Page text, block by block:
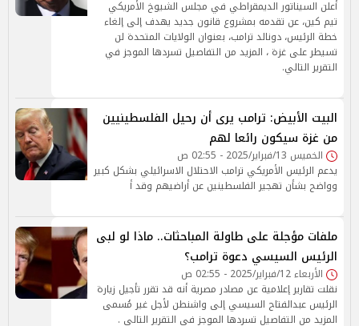
أعلن السيناتور الديمقراطي في مجلس الشيوخ الأمريكي
تيم كين، عن تقدمه بمشروع قانون جديد يهدف إلى إلغاء
خطة الرئيس، دونالد ترامب، بعنوان الولايات المتحدة لن
تسيطر على غزة ، المزيد من التفاصيل تسردها الموجز في
التقرير التالي.
البيت الأبيض: ترامب يرى أن رحيل الفلسطينيين
من غزة سيكون رائعا لهم
الخميس 13/فبراير/2025 - 02:55 ص
يدعم الرئيس الأمريكي ترامب الاحتلال الاسرائيلي بشكل كبير
وواضح بشأن تهجير الفلسطينين عن أراضيهم وقد أ
ملفات مؤجلة على طاولة المباحثات.. ماذا لو لبى
الرئيس السيسي دعوة ترامب؟
الأربعاء 12/فبراير/2025 - 02:55 ص
نقلت تقارير إعلامية عن مصادر مصرية أنه قد تقرر تأجيل زيارة
الرئيس عبدالفتاح السيسي إلى واشنطن لأجل غير مُسمى
المزيد من التفاصيل تسردها الموجز في التقرير التالي .